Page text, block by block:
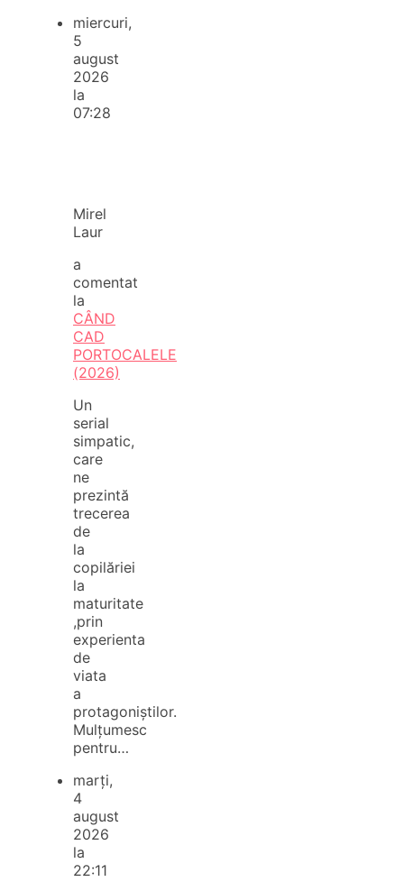
miercuri,
5
august
2026
la
07:28
Mirel
Laur
a
comentat
la
CÂND
CAD
PORTOCALELE
(2026)
Un
serial
simpatic,
care
ne
prezintă
trecerea
de
la
copilăriei
la
maturitate
,prin
experienta
de
viata
a
protagoniștilor.
Mulțumesc
pentru…
marți,
4
august
2026
la
22:11